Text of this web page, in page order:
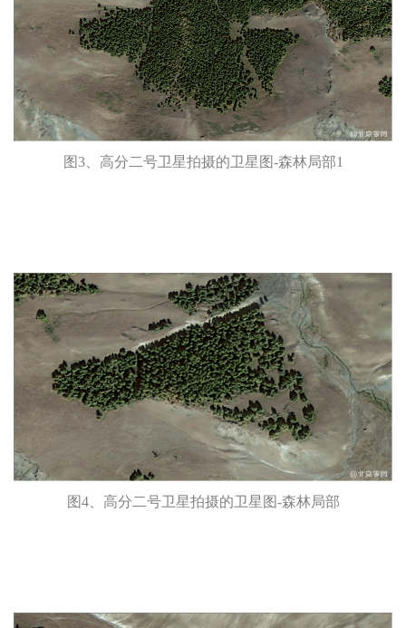
图3、高分二号卫星拍摄的卫星图-森林局部1
图4、高分二号卫星拍摄的卫星图-森林局部